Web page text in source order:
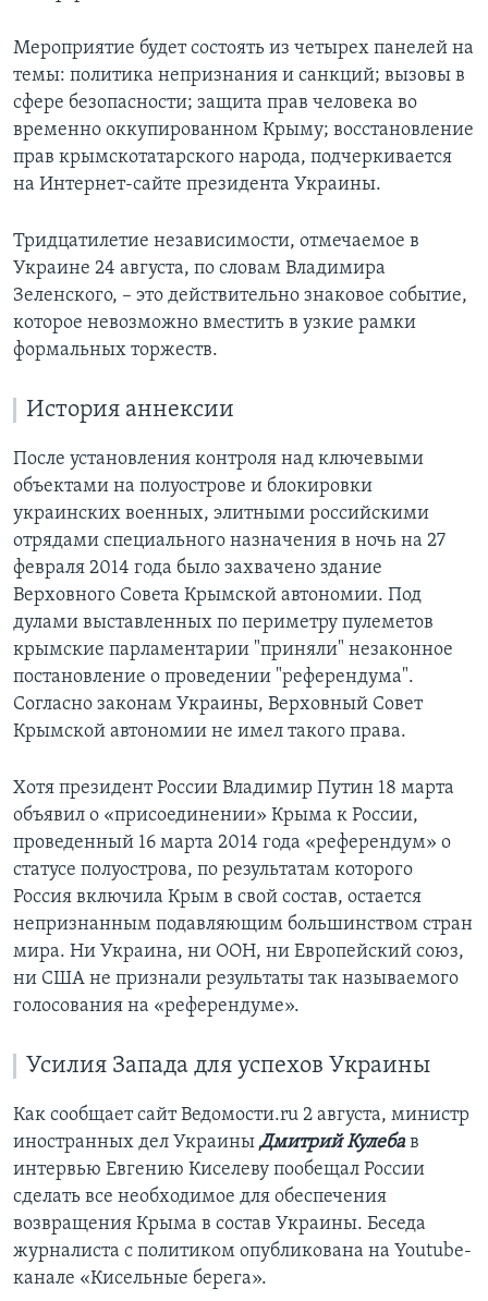
Мероприятие будет состоять из четырех панелей на
темы: политика непризнания и санкций; вызовы в
сфере безопасности; защита прав человека во
временно оккупированном Крыму; восстановление
прав крымскотатарского народа, подчеркивается
на Интернет-сайте президента Украины.
Тридцатилетие независимости, отмечаемое в
Украине 24 августа, по словам Владимира
Зеленского, – это действительно знаковое событие,
которое невозможно вместить в узкие рамки
формальных торжеств.
История аннексии
После установления контроля над ключевыми
объектами на полуострове и блокировки
украинских военных, элитными российскими
отрядами специального назначения в ночь на 27
февраля 2014 года было захвачено здание
Верховного Совета Крымской автономии. Под
дулами выставленных по периметру пулеметов
крымские парламентарии "приняли" незаконное
постановление о проведении "референдума".
Согласно законам Украины, Верховный Совет
Крымской автономии не имел такого права.
Хотя президент России Владимир Путин 18 марта
объявил о «присоединении» Крыма к России,
проведенный 16 марта 2014 года «референдум» о
статусе полуострова, по результатам которого
Россия включила Крым в свой состав, остается
непризнанным подавляющим большинством стран
мира. Ни Украина, ни ООН, ни Европейский союз,
ни США не признали результаты так называемого
голосования на «референдуме».
Усилия Запада для успехов Украины
Как сообщает сайт Ведомости.ru 2 августа, министр
иностранных дел Украины Дмитрий Кулебав
интервью Евгению Киселеву пообещал России
сделать все необходимое для обеспечения
возвращения Крыма в состав Украины. Беседа
журналиста с политиком опубликована на Youtube-
канале «Кисельные берега».